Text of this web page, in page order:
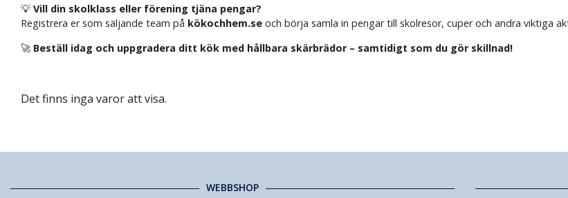
💡Vill din skolklass eller förening tjäna pengar?
Registrera er som säljande team på kökochhem.se och börja samla in pengar till skolresor, cuper och andra viktiga
🚀 Beställ idag och uppgradera ditt kök med hållbara skärbrädor – samtidigt som du gör skillnad!
Det finns inga varor att visa.
WEBBSHOP